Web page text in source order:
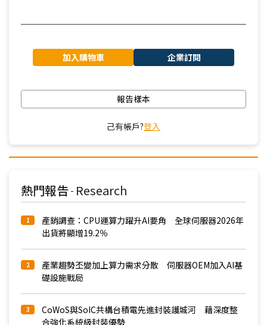
加入購物車 企業訂閱
報告樣本
己有帳戶?登入
熱門報告 - Research
1
產銷調查：CPU運算力躍升AI要角 全球伺服器2026年
出貨將顯增19.2％
2
產業趨勢丕變加上算力需求分散 伺服器OEM加入AI基
礎設施戰局
3
CoWoS與SoIC共構台積電先進封裝護城河 藉深度整
合強化系統級封裝優勢